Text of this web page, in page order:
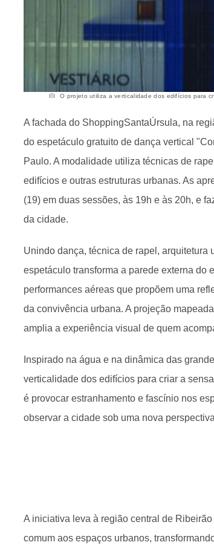
O projeto utiliza a verticalidade dos edifícios para
A fachada do ShoppingSantaÚrsula, na
do espetáculo gratuito de dança vertical
Paulo. A modalidade utiliza técnicas de
edifícios e outras estruturas urbanas. As
(19) em duas sessões, às 19h e às 20h, e
da cidade.
Unindo dança, técnica de rapel, arquitetura
espetáculo transforma a parede externa do
performances aéreas que propõem uma
da convivência urbana. A projeção
amplia a experiência visual de quem
Inspirado na água e na dinâmica das
verticalidade dos edifícios para criar a
é provocar estranhamento e fascínio nos
observar a cidade sob uma nova
A iniciativa leva à região central de
comum aos espaços urbanos,